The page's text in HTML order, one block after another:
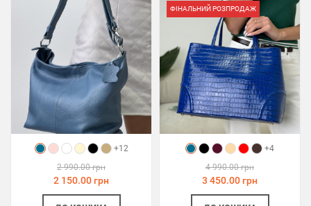
+12
2 990.00 грн
2 150.00 грн
ФІНАЛЬНИЙ РОЗПРОДАЖ
+4
4 990.00 грн
3 450.00 грн